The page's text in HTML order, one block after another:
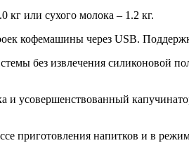
кг или сухого молока – 1.2 кг.
кофемашины через USB.
без извлечения силиконовой
усовершенствованный
приготовления напитков и в